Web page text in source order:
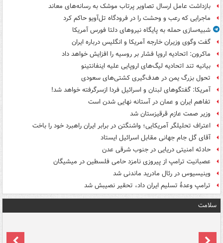
بازداشت عامل ارسال تصاویر پرتاب موشک به رسانه‌های معاند
ماجرایی که رعب و وحشت را در فرودگاه تل‌آویو حاکم کرد
شبیه‌سازی حمله به پایگاه نیروهای دلتا فورس آمریکا
گفت وگوی وزیران خارجه آمریکا و انگلیس درباره ایران
ماکرون: اتحادیه اروپا فشار بر روسیه را افزایش خواهد داد
بیانیه تند اتحادیه لیگ‌های اروپایی علیه اینفانتینو
تحول بزرگ یمن در هدف‌گیری کشتی‌های سعودی
آمریکا: گفتگوهای لبنان و اسرائیل فردا ازسرگرفته خواهد شد!
تفاهم ایران و عمان در آستانه نهایی شدن است
وزیر صمت عازم قرقیزستان شد
اعتراف تحلیلگر آمریکایی؛ واشنگتن در برابر ایران راهبرد خود را باخت
آقای گل جام جهانی مقابل اسرائیل ایستاد
حادثه امنیتی دریایی در جنوب شرقی عدن
عصبانیت ترامپ از پیروزی نامزد حامی فلسطین در میشیگان
وینیسیوس در رئال مادرید ماندنی شد
ترامپ وعدۀ تسلیم ایران داد، تحقیر نصیبش شد
سلامت